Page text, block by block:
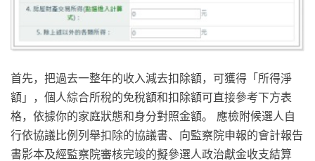
首先，把過去一整年的收入減去扣除額，可獲得「所得淨
額」，個人綜合所稅的免稅額和扣除額可直接參考下方表
格，依據你的家庭狀態和身分對照金額。 應檢附候選人自
行依協議比例列舉扣除的協議書、向監察院申報的會計報告
書影本及經監察院審核完竣的擬參選人政治獻金收支結算